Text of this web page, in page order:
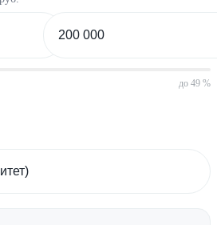
до 49 %